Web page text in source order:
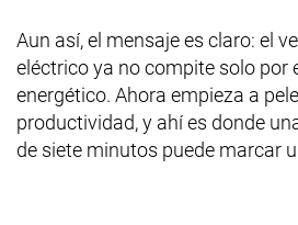
Aun así, el mensaje es claro: el
eléctrico ya no compite solo por
energético. Ahora empieza a
productividad, y ahí es donde
de siete minutos puede marcar